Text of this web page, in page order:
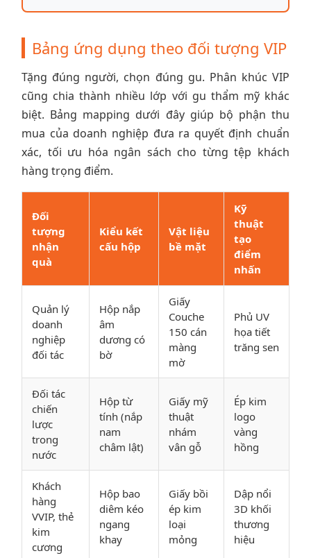
Bảng ứng dụng theo đối tượng VIP
Tặng đúng người, chọn đúng gu. Phân khúc VIP
cũng chia thành nhiều lớp với gu thẩm mỹ khác
biệt. Bảng mapping dưới đây giúp bộ phận thu
mua của doanh nghiệp đưa ra quyết định chuẩn
xác, tối ưu hóa ngân sách cho từng tệp khách
hàng trọng điểm.
Đối
tượng
nhận
quà
Kiểu kết
cấu hộp
Vật liệu
bề mặt
Kỹ
thuật
tạo
điểm
nhấn
Quản lý
doanh
nghiệp
đối tác
Hộp nắp
âm
dương có
bờ
Giấy
Couche
150 cán
màng
mờ
Phủ UV
họa tiết
trăng sen
Đối tác
chiến
lược
trong
nước
Hộp từ
tính (nắp
nam
châm lật)
Giấy mỹ
thuật
nhám
vân gỗ
Ép kim
logo
vàng
hồng
Khách
hàng
VVIP, thẻ
kim
cương
Hộp bao
diêm kéo
ngang
khay
Giấy bồi
ép kim
loại
mỏng
Dập nổi
3D khối
thương
hiệu